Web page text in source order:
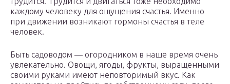
каждому человеку для ощущения счастья. Именно
при движении возникают гормоны счастья в теле
человек.
Быть садоводом — огородником в наше время очень
увлекательно. Овощи, ягоды, фрукты, выращенными
своими руками имеют неповторимый вкус. Как